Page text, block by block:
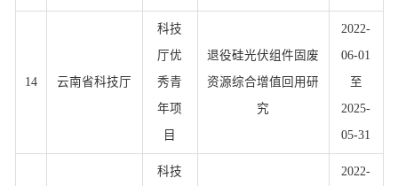
14 云南省科技厅
科技
厅优
秀青
年项
目
退役硅光伏组件固废
资源综合增值回用研
究
2022-
06-01
至
2025-
05-31
科技
2022-